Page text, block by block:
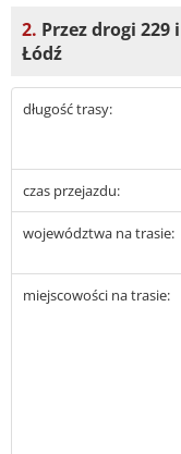
2. Przez drogi
Łódź
długość trasy:
czas przejazdu:
województwa na trasie:
miejscowości na trasie: